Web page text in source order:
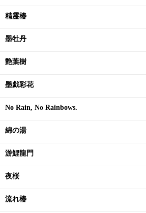
精霊椿
墨牡丹
艶葉樹
墨戯彩花
No Rain, No Rainbows.
綿の湯
游鯉龍門
夜桜
流れ椿